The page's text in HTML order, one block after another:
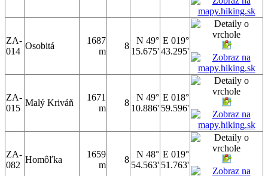
ZA-
014
Osobitá
1687
m
8
N 49°
15.675'
E 019°
43.295'
ZA-
015
Malý Kriváň
1671
m
8
N 49°
10.886'
E 018°
59.596'
ZA-
082
Homôľka
1659
m
8
N 48°
54.563'
E 019°
51.763'